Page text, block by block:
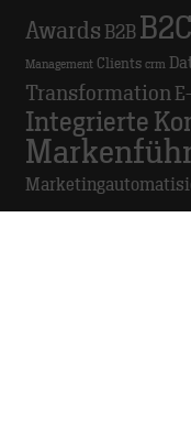
Awards B2B B2C
Management Clients crm
Transformation
Integrierte